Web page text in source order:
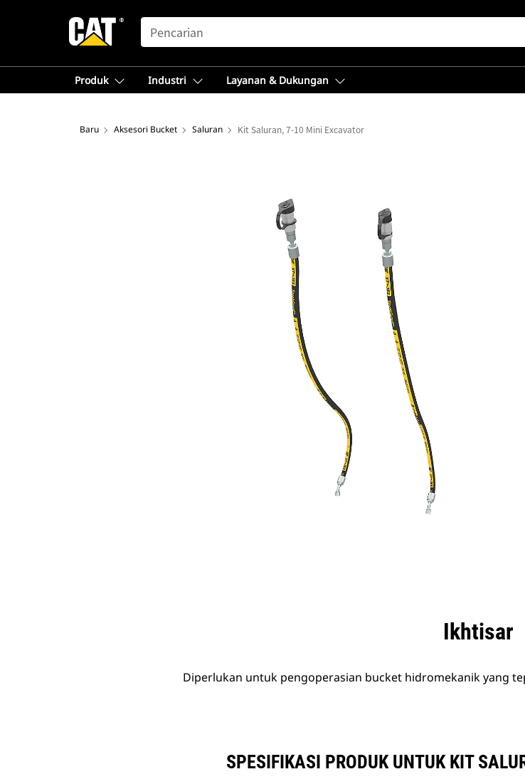
SEARCH
Produk Industri Layanan & Dukungan
Baru Aksesori Bucket Saluran Kit Saluran, 7-10 Mini Excavator
Ikhtisar
Diperlukan untuk pengoperasian bucket hidromekanik yang
SPESIFIKASI PRODUK UNTUK KIT